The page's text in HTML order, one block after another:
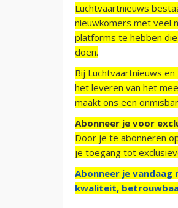
Luchtvaartnieuws
nieuwkomers met veel
platforms te hebben
doen.
Bij Luchtvaartnieuws
het leveren van het
maakt ons een
Abonneer je voor
Door je te abonneren
je toegang tot
Abonneer je vandaag
kwaliteit,